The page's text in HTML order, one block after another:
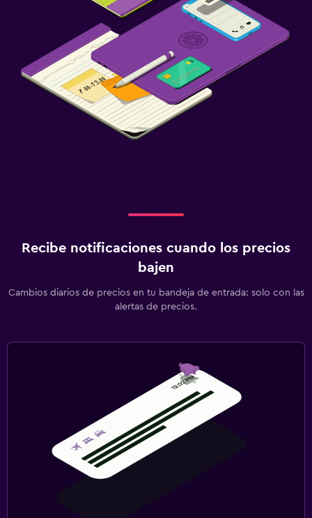
Recibe notificaciones cuando los precios
bajen
Cambios diarios de precios en tu bandeja de entrada: solo con las
alertas de precios.